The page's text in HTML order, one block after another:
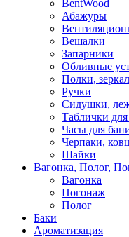
BentWood
Абажуры
Вешалки
Запарники
Обливные
Полки,
Ручки
Сидушки,
Таблички
Часы для
Черпаки,
Шайки
Вагонка, Полог,
Вагонка
Погонаж
Полог
Баки
Ароматизация